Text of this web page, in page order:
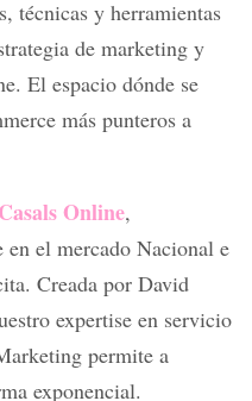
técnicas y herramientas
de marketing y
El espacio dónde se
más punteros a
Casals Online,
en el mercado Nacional e
Creada por David
expertise en servicio
permite a
exponencial.